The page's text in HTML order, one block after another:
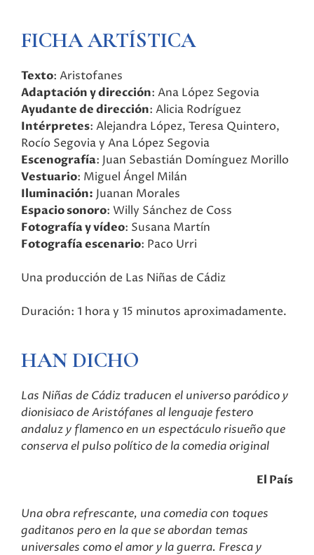
FICHA ARTÍSTICA
Texto: Aristofanes
Adaptación y dirección: Ana López Segovia
Ayudante de dirección: Alicia Rodríguez
Intérpretes: Alejandra López, Teresa Quintero,
Rocío Segovia y Ana López Segovia
Escenografía: Juan Sebastián Domínguez Morillo
Vestuario: Miguel Ángel Milán
Iluminación: Juanan Morales
Espacio sonoro: Willy Sánchez de Coss
Fotografía y vídeo: Susana Martín
Fotografía escenario: Paco Urri
Una producción de Las Niñas de Cádiz
Duración: 1 hora y 15 minutos aproximadamente.
HAN DICHO
Las Niñas de Cádiz traducen el universo paródico y
dionisiaco de Aristófanes al lenguaje festero
andaluz y flamenco en un espectáculo risueño que
conserva el pulso político de la comedia original
El País
Una obra refrescante, una comedia con toques
gaditanos pero en la que se abordan temas
universales como el amor y la guerra. Fresca y